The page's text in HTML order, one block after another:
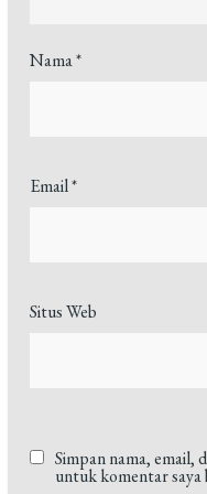
Nama*
Email*
Situs Web
Simpan nama, email,
untuk komentar saya